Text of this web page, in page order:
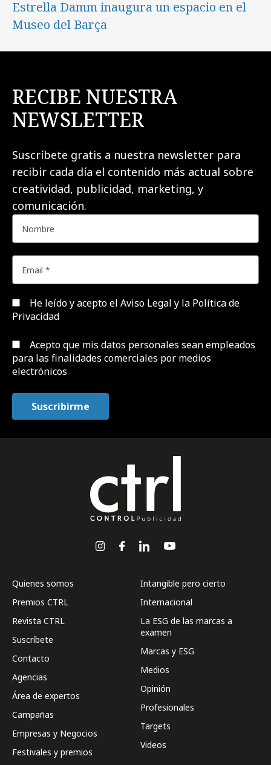
Estrella Damm inaugura un espacio en el
Museo del Barça
RECIBE NUESTRA
NEWSLETTER
Suscríbete gratis a nuestra newsletter para
recibir cada día el contenido más actual sobre
creatividad, publicidad, marketing, y
comunicación.
He leído y acepto el Aviso Legal y la Política de
Privacidad
Acepto que mis datos personales sean empleados
para las finalidades comerciales por medios
electrónicos
Quienes somos
Premios CTRL
Revista CTRL
Suscríbete
Contacto
Agencias
Área de expertos
Campañas
Empresas y Negocios
Festivales y premios
Intangible pero cierto
Internacional
La ESG de las marcas a
examen
Marcas y ESG
Medios
Opinión
Profesionales
Targets
Videos